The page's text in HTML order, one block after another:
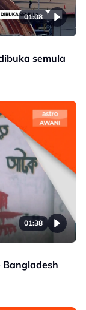
01:08
semula
01:38
Bangladesh